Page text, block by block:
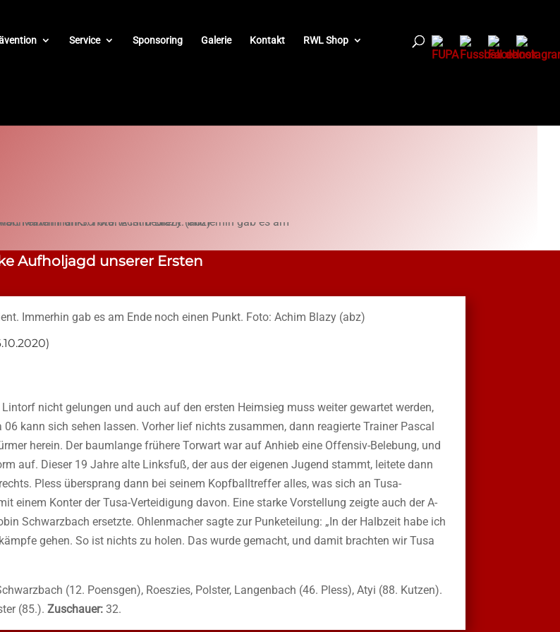
Service Sponsoring Galerie Kontakt RWL Shop
Aufholjagd unserer Ersten
nicht gelungen und auch auf den ersten Heimsieg muss weiter gewartet werden,
kann sich sehen lassen. Vorher lief nichts zusammen, dann reagierte Trainer Pascal
herein. Der baumlange frühere Torwart war auf Anhieb eine Offensiv-Belebung, und
auf. Dieser 19 Jahre alte Linksfuß, der aus der eigenen Jugend stammt, leitete dann
Pless übersprang dann bei seinem Kopfballtreffer alles, was sich an Tusa-
einem Konter der Tusa-Verteidigung davon. Eine starke Vorstellung zeigte auch der A-
Schwarzbach ersetzte. Ohlenmacher sagte zur Punketeilung: „In der Halbzeit habe ich
gehen. So ist nichts zu holen. Das wurde gemacht, und damit brachten wir Tusa
(12. Poensgen), Roeszies, Polster, Langenbach (46. Pless), Atyi (88. Kutzen).
(85.).Zuschauer: 32.